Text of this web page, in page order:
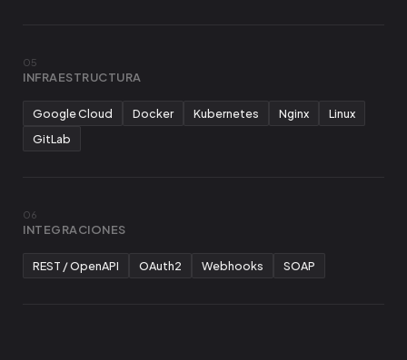
05
INFRAESTRUCTURA
Google Cloud Docker Kubernetes Nginx
Linux
GitLab
06
INTEGRACIONES
REST / OpenAPI OAuth2 Webhooks SOAP